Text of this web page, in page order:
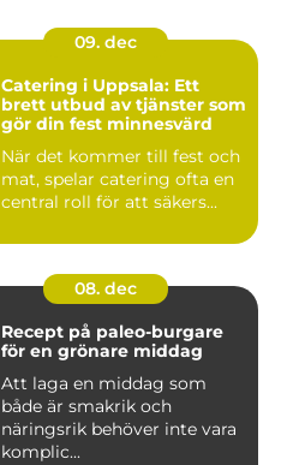
09. dec
Catering i Uppsala: Ett
brett utbud av tjänster som
gör din fest minnesvärd
När det kommer till fest och
mat, spelar catering ofta en
central roll för att säkers...
08. dec
Recept på paleo-burgare
för en grönare middag
Att laga en middag som
både är smakrik och
näringsrik behöver inte vara
komplic...